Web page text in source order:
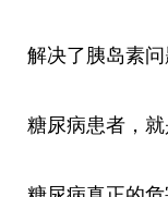
解决了胰岛素问
糖尿病患者，就